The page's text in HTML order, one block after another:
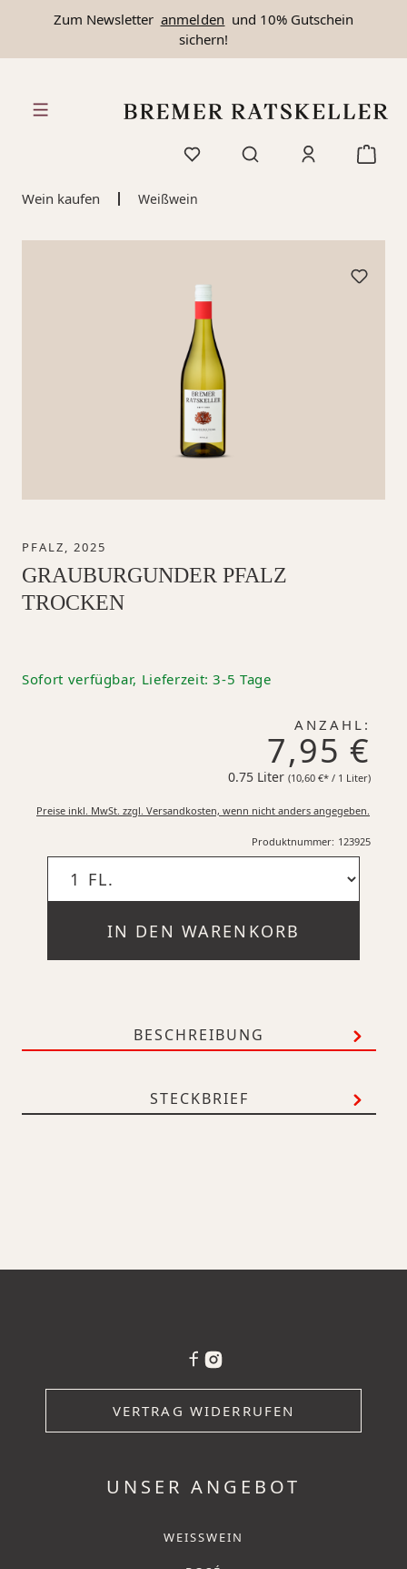
springen
Zum Newsletter anmelden und 10% Gutschein
sichern!
Wein kaufen Weißwein
PFALZ, 2025
GRAUBURGUNDER PFALZ
TROCKEN
Sofort verfügbar, Lieferzeit: 3-5 Tage
ANZAHL:
7,95 €
0.75 Liter (10,60 €* / 1 Liter)10,60
Preise inkl. MwSt. zzgl. Versandkosten, wenn nicht anders angegeben.
Produktnummer: 123925
IN DEN WARENKORB
BESCHREIBUNG
STECKBRIEF
VERTRAG WIDERRUFEN
UNSER ANGEBOT
WEISSWEIN